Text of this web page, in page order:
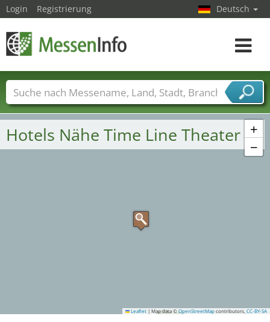
1
+
−
Leaflet | Map data ©OpenStreetMap contributors, CC-BY-SA
Hotels Nähe Time Line Theater
Login Registrierung Deutsch
Toggle
Messenamen Länder Städte
Branchen
Dienstleisterbranchen